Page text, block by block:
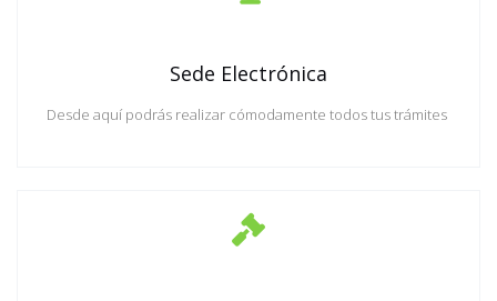
Sede Electrónica
Desde aquí podrás realizar cómodamente todos tus trámites